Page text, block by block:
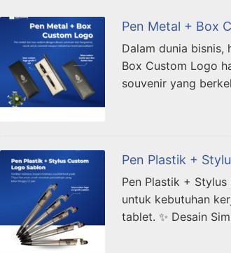
Pen Metal + Box
Dalam dunia bisnis,
Box Custom Logo
souvenir yang
Pen Plastik +
Pen Plastik +
untuk kebutuhan
tablet. ✨ Desain